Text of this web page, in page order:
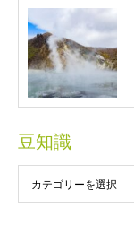
豆知識